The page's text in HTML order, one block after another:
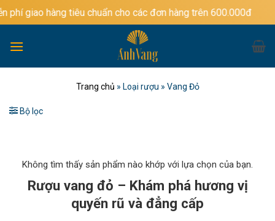
Bỏ
qua
dung
tiêu chuẩn cho các đơn hàng trên 600.000đ
Trang chủ » Loại rượu » Vang Đỏ
Bộ lọc
Không tìm thấy sản phẩm nào khớp với lựa chọn của bạn.
Rượu vang đỏ – Khám phá hương vị
quyến rũ và đẳng cấp